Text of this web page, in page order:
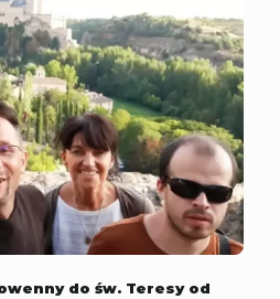
do św. Teresy od